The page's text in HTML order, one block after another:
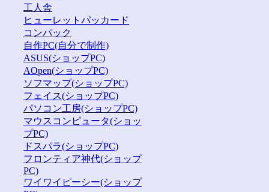
工人舎
ヒューレットパッカード
コンパック
自作PC(自分で制作)
ASUS(ショップPC)
AOpen(ショップPC)
ソフマップ(ショップPC)
フェイス(ショップPC)
パソコン工房(ショップPC)
マウスコンピュータ(ショッ
プPC)
ドスパラ(ショップPC)
フロンティア神代(ショップ
PC)
ワイワイピーシー(ショップ